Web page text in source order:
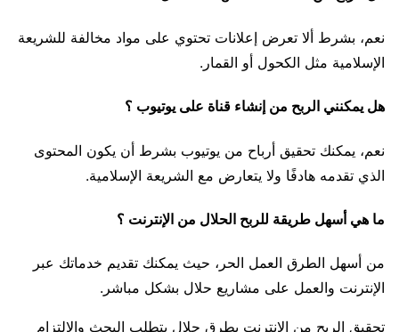
نعم، بشرط ألا تعرض إعلانات تحتوي على مواد مخالفة للشريعة
الإسلامية مثل الكحول أو القمار.
هل يمكنني الربح من إنشاء قناة على يوتيوب ؟
نعم، يمكنك تحقيق أرباح من يوتيوب بشرط أن يكون المحتوى
الذي تقدمه هادفًا ولا يتعارض مع الشريعة الإسلامية.
ما هي أسهل طريقة للربح الحلال من الإنترنت ؟
من أسهل الطرق العمل الحر، حيث يمكنك تقديم خدماتك عبر
الإنترنت والعمل على مشاريع حلال بشكل مباشر.
تحقيق الربح من الإنترنت بطرق حلال يتطلب البحث والالتزام